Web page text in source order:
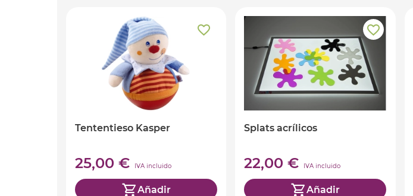
Tententieso Kasper
25,00 € IVA incluido
Añadir
Splats acrílicos
22,00 € IVA incluido
Añadir